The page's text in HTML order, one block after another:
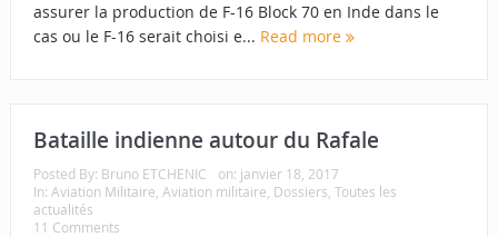
assurer la production de F-16 Block 70 en Inde dans le
cas ou le F-16 serait choisi e... Read more
Bataille indienne autour du Rafale
Posted By: Bruno ETCHENIC on: janvier 18, 2017
In: Aviation Militaire Aviation militaire Dossiers Toutes les
actualités
11 Comments